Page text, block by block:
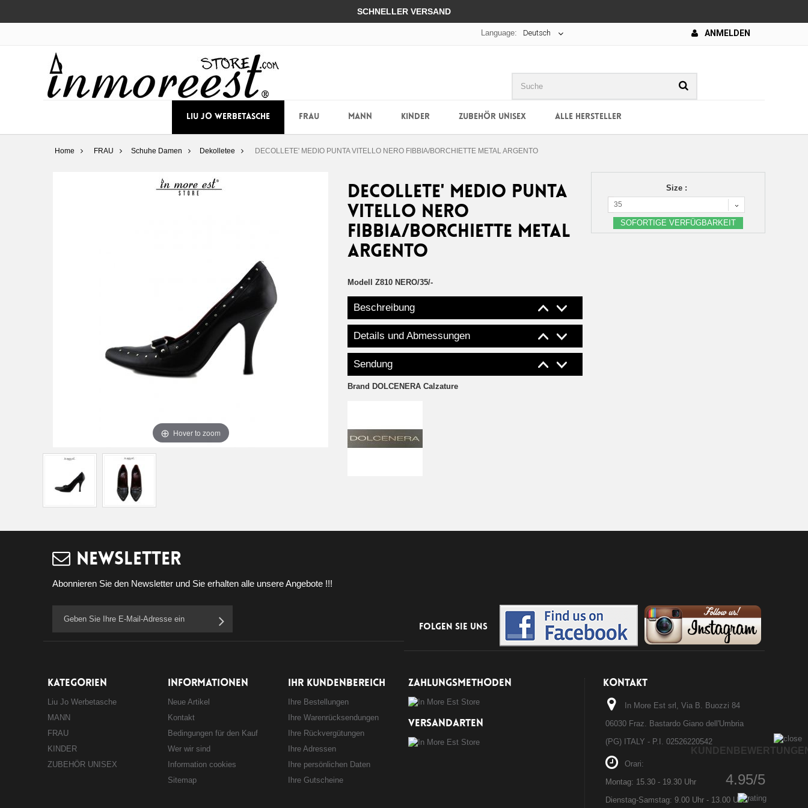
SCHNELLER VERSAND
ANMELDEN
Language: Deutsch
LIU JO WERBETASCHE FRAU MANN KINDER ZUBEHÖR UNISEX ALLE HERSTELLER
Home FRAU Schuhe Damen Dekolletee DECOLLETE' MEDIO PUNTA VITELLO NERO FIBBIA/BORCHIETTE METAL ARGENTO
Hover to zoom
DECOLLETE' MEDIO PUNTA
VITELLO NERO
FIBBIA/BORCHIETTE METAL
ARGENTO
Modell Z810 NERO/35/-
Beschreibung
Details und Abmessungen
Sendung
Brand DOLCENERA Calzature
Size :
35
SOFORTIGE VERFÜGBARKEIT
Newsletter
Abonnieren Sie den Newsletter und Sie erhalten alle unsere Angebote !!!
Folgen Sie uns
KATEGORIEN
Liu Jo Werbetasche
MANN
FRAU
KINDER
ZUBEHÖR UNISEX
INFORMATIONEN
Neue Artikel
Kontakt
Bedingungen für den Kauf
Wer wir sind
Information cookies
Sitemap
IHR KUNDENBEREICH
Ihre Bestellungen
Ihre Warenrücksendungen
Ihre Rückvergütungen
Ihre Adressen
Ihre persönlichen Daten
Ihre Gutscheine
ZAHLUNGSMETHODEN
VERSANDARTEN
KONTAKT
In More Est srl, Via B. Buozzi 84
06030 Fraz. Bastardo Giano dell'Umbria
(PG) ITALY - P.I. 02526220542
Orari:
Montag: 15.30 - 19.30 Uhr
Dienstag-Samstag: 9.00 Uhr - 13.00 Uhr /
4.95/5